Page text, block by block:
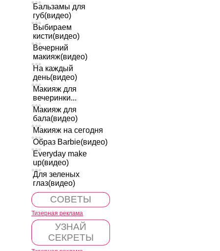
Бальзамы для
губ(видео)
Выбираем
кисти(видео)
Вечерний
макияж(видео)
На каждый
день(видео)
Макияж для
вечеринки...
Макияж для
бала(видео)
Макияж на сегодня
Образ Barbie(видео)
Everyday make
up(видео)
Для зеленых
глаз(видео)
СОВЕТЫ
Тизерная реклама
УЗНАЙ
СЕКРЕТЫ